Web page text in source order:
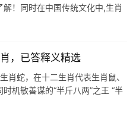
！同时在中国传统文化中,生肖
——瓜子去皮后形似兔牙，而
，已答释义精选
肖蛇，在十二生肖代表生肖鼠、
机敏善谋的“半斤八两”之王 “半